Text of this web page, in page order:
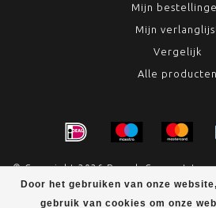
Door het gebruiken van onze
gebruik van cookies om onze
Mijn
Mijn
Vergelijk
Alle producten
© Copyright 2026 Rumah
- Theme by